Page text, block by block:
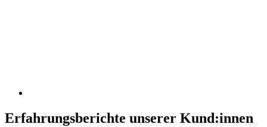
Erfahrungsberichte unserer Kund:innen